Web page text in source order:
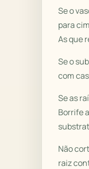
Se o
para
As que
Se o
com
Se as
Borrife
Não
raiz